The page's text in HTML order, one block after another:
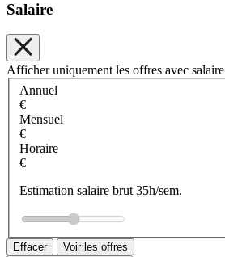
Salaire
Afficher uniquement les offres avec salaire
Annuel
€
Mensuel
€
Horaire
€
Estimation salaire brut 35h/sem.
Effacer Voir les offres